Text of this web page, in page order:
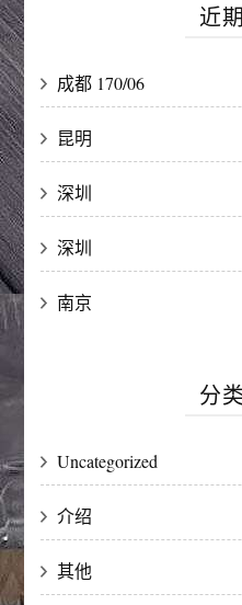
近
成都 170/06
昆明
深圳
深圳
南京
分
Uncategorized
介绍
其他